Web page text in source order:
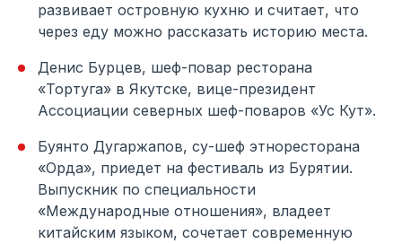
развивает островную кухню и считает, что
через еду можно рассказать историю места.
Денис Бурцев, шеф-повар ресторана
«Тортуга» в Якутске, вице-президент
Ассоциации северных шеф-поваров «Ус Кут».
Буянто Дугаржапов, су-шеф этноресторана
«Орда», приедет на фестиваль из Бурятии.
Выпускник по специальности
«Международные отношения», владеет
китайским языком, сочетает современную